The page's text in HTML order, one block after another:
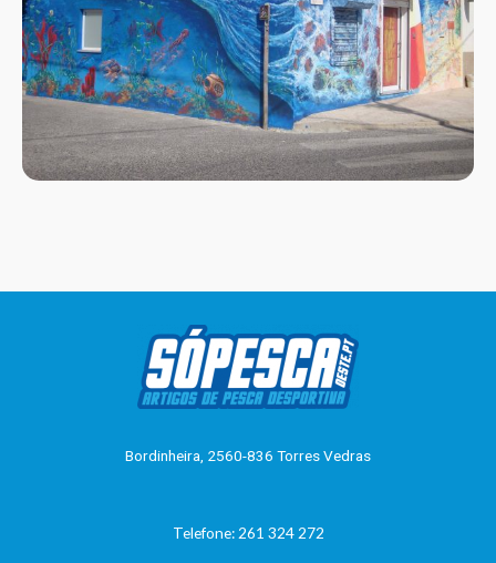
Bordinheira, 2560-836 Torres Vedras
Telefone: 261 324 272